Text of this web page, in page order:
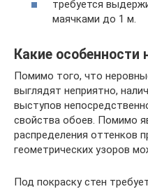
требуется
маячками до 1 м.
Какие особенности
Помимо того, что
выглядят неприятно,
выступов
свойства обоев. Помимо
распределения оттенков
геометрических узоров
Под покраску стен